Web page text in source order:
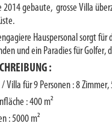
2014 gebaute, grosse Villa
Hauspersonal sorgt für
und ein Paradies für
:
/ Villa für 9 Personen : 8
: 400 m²
: 5000 m²